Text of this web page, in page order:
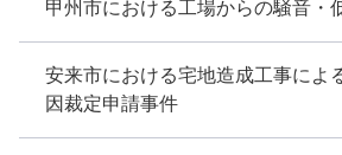
甲州市における工場からの騒音・
安来市における宅地造成工事によ
因裁定申請事件